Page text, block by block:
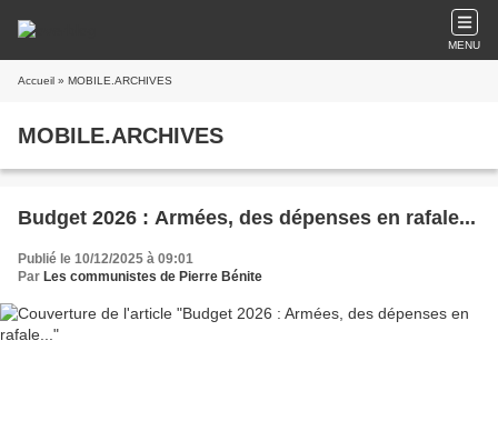
MENU
Accueil » MOBILE.ARCHIVES
MOBILE.ARCHIVES
Budget 2026 : Armées, des dépenses en rafale...
Publié le 10/12/2025 à 09:01
Par Les communistes de Pierre Bénite